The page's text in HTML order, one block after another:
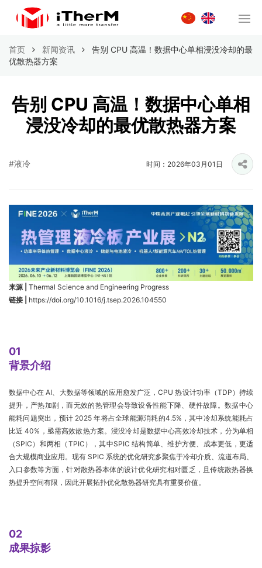
首页 新闻资讯
告别 CPU 高温！数据中心单相浸没冷却的最
优散热器方案
告别 CPU 高温！数据中心单相
浸没冷却的最优散热器方案
#液冷 时间：2026年03月01日
来源 | Thermal Science and Engineering Progress
链接 |
https://doi.org/10.1016/j.tsep.2026.104550
01
背景介绍
数据中心在 AI、大数据等领域的应用愈发广泛，CPU 热设计功率（TDP）持续
提升，产热加剧，而无效的热管理会导致设备性能下降、硬件故障。数据中心
能耗问题突出，预计 2025 年将占全球能源消耗的4.5%，其中冷却系统能耗占
比近 40%，亟需高效散热方案。浸没冷却是数据中心高效冷却技术，分为单相
（SPIC）和两相（TPIC），其中SPIC 结构简单、维护方便、成本更低，更适
合大规模商业应用。现有 SPIC 系统的优化研究多聚焦于冷却介质、流道布局、
入口参数等方面，针对散热器本体的设计优化研究相对匮乏，且传统散热器换
热提升空间有限，因此开展拓扑优化散热器研究具有重要价值。
02
成果掠影